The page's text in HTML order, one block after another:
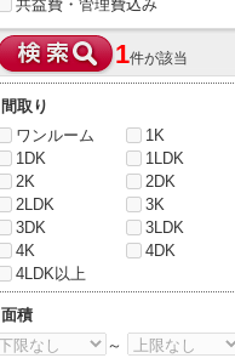
共益費・管理費込み
1件が該当
間取り
ワンルーム
1K
1DK
1LDK
2K
2DK
2LDK
3K
3DK
3LDK
4K
4DK
4LDK以上
面積
～